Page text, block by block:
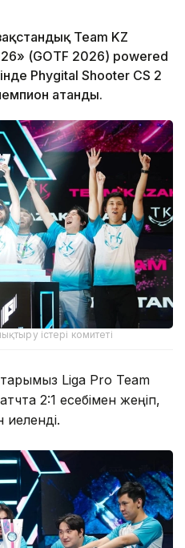
Team KZ
(GOTF 2026) powered
Phygital Shooter CS 2
атанды.
істері комитеті
Liga Pro Team
2:1 есебімен жеңіп,
иеленді.